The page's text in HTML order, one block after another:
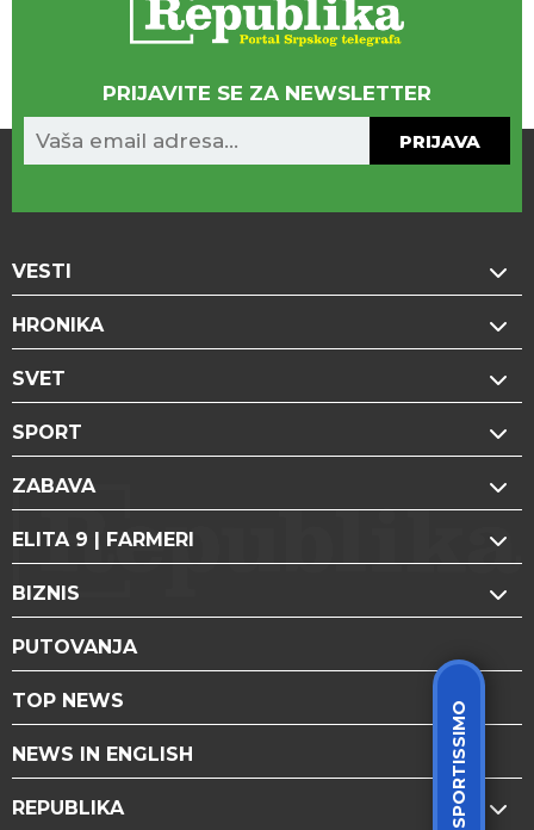
SPORTISSIMO
PRIJAVITE SE ZA NEWSLETTER
PRIJAVA
VESTI
HRONIKA
SVET
SPORT
ZABAVA
ELITA 9 | FARMERI
BIZNIS
PUTOVANJA
TOP NEWS
NEWS IN ENGLISH
REPUBLIKA